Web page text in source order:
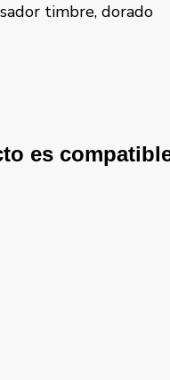
timbre, gris lava
es